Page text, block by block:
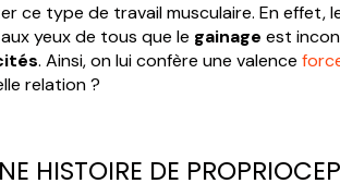
ce type de travail musculaire. En effet,
yeux de tous que le gainage est
. Ainsi, on lui confère une valence
relation ?
HISTOIRE DE